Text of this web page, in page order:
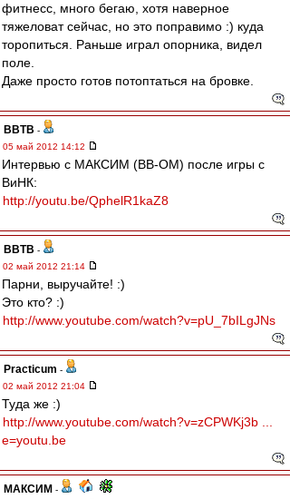
фитнесс, много бегаю, хотя наверное
тяжеловат сейчас, но это поправимо :) куда
торопиться. Раньше играл опорника, видел
поле.
Даже просто готов потоптаться на бровке.
ВВТВ -
05 май 2012 14:12
Интервью с МАКСИМ (ВВ-ОМ) после игры с
ВиНК:
http://youtu.be/QphelR1kaZ8
ВВТВ -
02 май 2012 21:14
Парни, выручайте! :)
Это кто? :)
http://www.youtube.com/watch?v=pU_7bILgJNs
Practicum -
02 май 2012 21:04
Туда же :)
http://www.youtube.com/watch?v=zCPWKj3b ...
e=youtu.be
МАКСИМ -